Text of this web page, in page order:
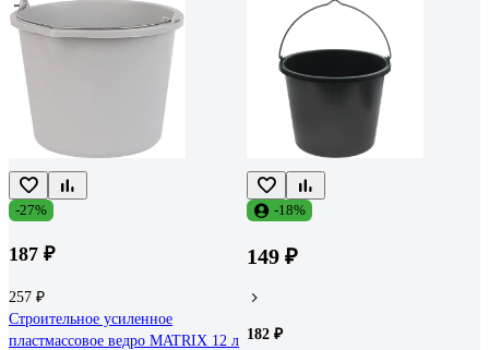
-27%
187 ₽
257 ₽
Строительное усиленное
пластмассовое ведро MATRIX 12 л
-18%
149 ₽
182 ₽